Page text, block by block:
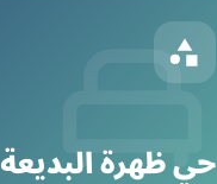
حي ظهرة البديعة